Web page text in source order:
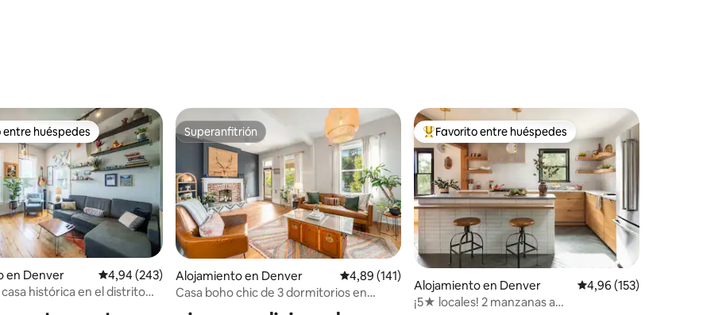
de 5. 493 evaluaciones
de 5. 104 evaluaciones
los huéspedes más destacados
entre huéspedes
en Denver Calificación promedio: 4,94 de 5. 243 evaluaciones
4,94 (243)
histórica en el distrito
Superanfitrión
Superanfitrión
Alojamiento en Denver Calificación promedio: 4,89 de 5. 141 evaluaciones
4,89 (141)
Casa boho chic de 3 dormitorios en
Favorito entre los huéspedes más destacados
Favorito entre huéspedes
Alojamiento en Denver Calificación promedio:
4,96 (153)
¡5★ locales! 2 manzanas a